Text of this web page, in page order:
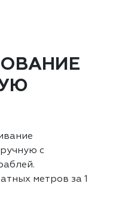
с
метров за 1